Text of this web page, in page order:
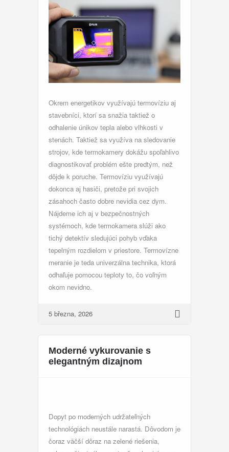
Okrem energetikov využívajú termovíziu aj
stavebníci, ktorí sa snažia taktiež o
odhalenie únikov tepla alebo vlhkosti v
stenách. Taktiež sa využíva na sledovanie
strojov, kde termokamery dokážu spoľahlivo
diagnostikovať problém ešte predtým, než
dôjde k poruche. Termovíziu využívajú
dokonca aj hasiči, pretože pri svojich
zásahoch často dobre nevidia cez dym.
Nájdeme ich aj v bezpečnostných
systémoch, kde termokamera slúži ako
tichý detektív sledujúci pohyb vďaka
tepelným rozdielom v priestore. Termovízne
meranie je teda univerzálna technika, ktorá
odhaľuje pomocou teploty to, čo voľným
okom nevidno.
5 března, 2026
Moderné vykurovanie s
elegantným dizajnom
Dopyt po moderných udržateľných
technológiách neustále narastá. Dôvodom je
čoraz väčší dôraz na zelené riešenia,